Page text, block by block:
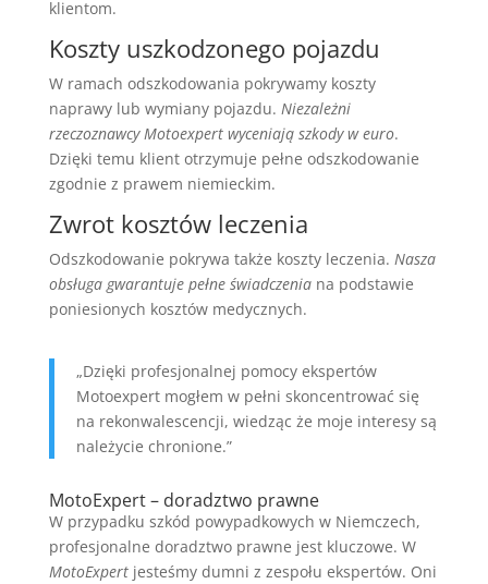
klientom.
Koszty uszkodzonego pojazdu
W ramach odszkodowania pokrywamy koszty
naprawy lub wymiany pojazdu. Niezależni
rzeczoznawcy Motoexpert wyceniają szkody w euro.
Dzięki temu klient otrzymuje pełne odszkodowanie
zgodnie z prawem niemieckim.
Zwrot kosztów leczenia
Odszkodowanie pokrywa także koszty leczenia. Nasza
obsługa gwarantuje pełne świadczeniana podstawie
poniesionych kosztów medycznych.
„Dzięki profesjonalnej pomocy ekspertów
Motoexpert mogłem w pełni skoncentrować się
na rekonwalescencji, wiedząc że moje interesy są
należycie chronione.”
MotoExpert – doradztwo prawne
W przypadku szkód powypadkowych w Niemczech,
profesjonalne doradztwo prawne jest kluczowe. W
MotoExpertjesteśmy dumni z zespołu ekspertów. Oni